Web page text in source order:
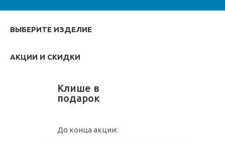
ВЫБЕРИТЕ ИЗДЕЛИЕ
АКЦИИ И СКИДКИ
Клише в
подарок
До конца акции: